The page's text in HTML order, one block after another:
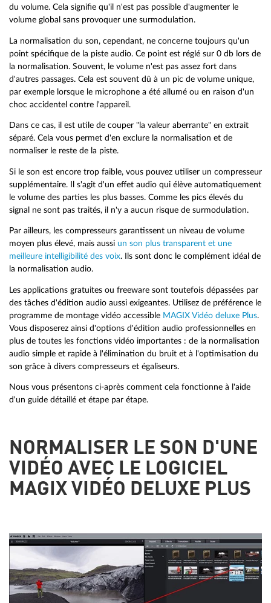
du volume. Cela signifie qu'il n'est pas possible d'augmenter le
volume global sans provoquer une surmodulation.
La normalisation du son, cependant, ne concerne toujours qu'un
point spécifique de la piste audio. Ce point est réglé sur 0 db lors de
la normalisation. Souvent, le volume n'est pas assez fort dans
d'autres passages. Cela est souvent dû à un pic de volume unique,
par exemple lorsque le microphone a été allumé ou en raison d'un
choc accidentel contre l'appareil.
Dans ce cas, il est utile de couper "la valeur aberrante" en extrait
séparé. Cela vous permet d'en exclure la normalisation et de
normaliser le reste de la piste.
Si le son est encore trop faible, vous pouvez utiliser un compresseur
supplémentaire. Il s'agit d'un effet audio qui élève automatiquement
le volume des parties les plus basses. Comme les pics élevés du
signal ne sont pas traités, il n'y a aucun risque de surmodulation.
Par ailleurs, les compresseurs garantissent un niveau de volume
moyen plus élevé, mais aussi un son plus transparent et une
meilleure intelligibilité des voix. Ils sont donc le complément idéal de
la normalisation audio.
Les applications gratuites ou freeware sont toutefois dépassées par
des tâches d'édition audio aussi exigeantes. Utilisez de préférence le
programme de montage vidéo accessible MAGIX Vidéo deluxe Plus.
Vous disposerez ainsi d'options d'édition audio professionnelles en
plus de toutes les fonctions vidéo importantes : de la normalisation
audio simple et rapide à l'élimination du bruit et à l'optimisation du
son grâce à divers compresseurs et égaliseurs.
Nous vous présentons ci-après comment cela fonctionne à l'aide
d'un guide détaillé et étape par étape.
NORMALISER LE SON D'UNE
VIDÉO AVEC LE LOGICIEL
MAGIX VIDÉO DELUXE PLUS